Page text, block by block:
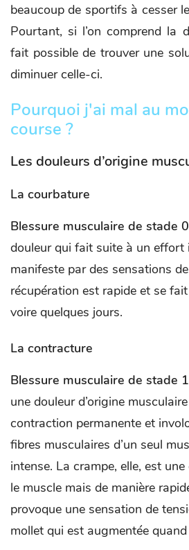
beaucoup de sportifs à cesser
Pourtant, si l’on comprend la
fait possible de trouver une
diminuer celle-ci.
Pourquoi j'ai mal au
course ?
Les douleurs d’origine
La courbature
Blessure musculaire de stade 0
douleur qui fait suite à un effort
manifeste par des sensations
récupération est rapide et se
voire quelques jours.
La contracture
Blessure musculaire de stade 1
une douleur d’origine
contraction permanente et
fibres musculaires d’un seul
intense. La crampe, elle, est
le muscle mais de manière
provoque une sensation de
mollet qui est augmentée